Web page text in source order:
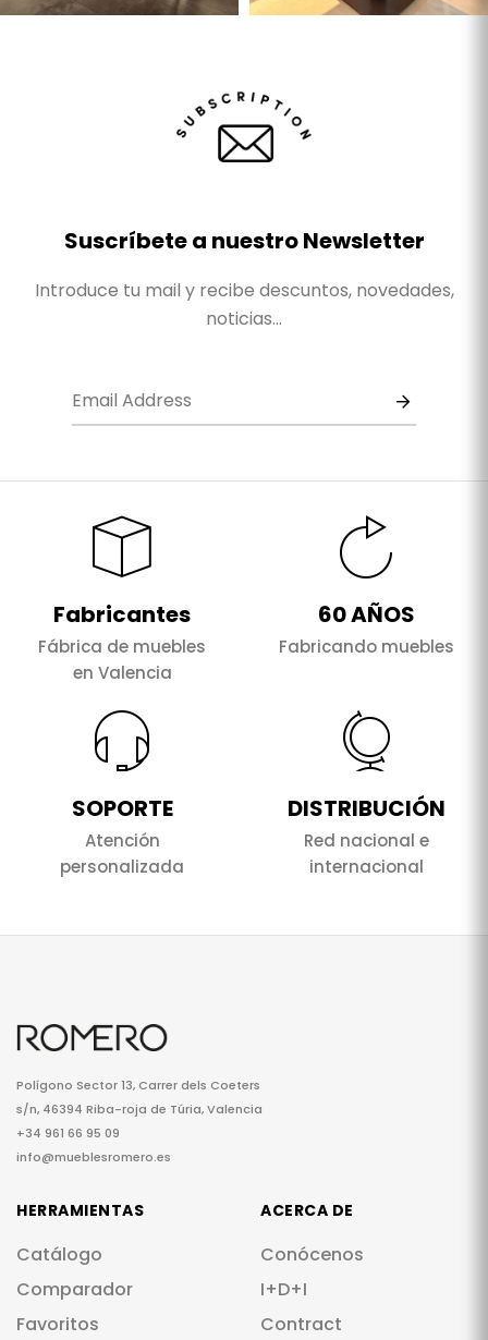
Suscríbete a nuestro Newsletter
Introduce tu mail y recibe descuntos, novedades,
noticias...
Fabricantes
Fábrica de muebles
en Valencia
60 AÑOS
Fabricando muebles
SOPORTE
Atención
personalizada
DISTRIBUCIÓN
Red nacional e
internacional
Polígono Sector 13, Carrer dels Coeters
s/n, 46394 Riba-roja de Túria, Valencia
+34 961 66 95 09
info@mueblesromero.es
HERRAMIENTAS
Catálogo
Comparador
Favoritos
ACERCA DE
Conócenos
I+D+I
Contract